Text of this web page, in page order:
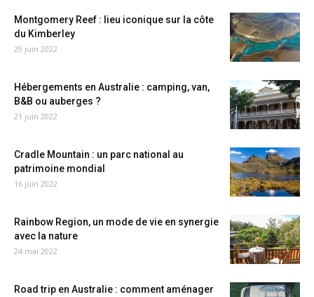
Montgomery Reef : lieu iconique sur la côte
du Kimberley
29 juin 2022
Hébergements en Australie : camping, van,
B&B ou auberges ?
21 juin 2022
Cradle Mountain : un parc national au
patrimoine mondial
16 juin 2022
Rainbow Region, un mode de vie en synergie
avec la nature
24 mai 2022
Road trip en Australie : comment aménager